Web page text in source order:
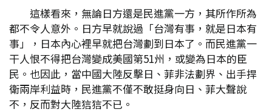
這樣看來，無論日方還是民進黨一方，其所作所為
都不令人意外。日方早就說過「台灣有事，就是日本有
事」，日本內心裡早就把台灣劃到日本了。而民進黨一
干人恨不得把台灣變成美國第51州，或變為日本的臣
民。也因此，當中國大陸反擊日、菲非法劃界、出手捍
衛兩岸利益時，民進黨不僅不敢挺身向日、菲大聲說
不，反而對大陸狺狺不已。